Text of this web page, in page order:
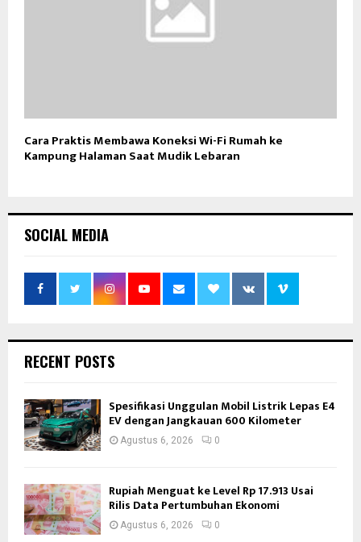
Cara Praktis Membawa Koneksi Wi-Fi Rumah ke
Kampung Halaman Saat Mudik Lebaran
SOCIAL MEDIA
RECENT POSTS
Spesifikasi Unggulan Mobil Listrik Lepas E4
EV dengan Jangkauan 600 Kilometer
Agustus 6, 2026 0
Rupiah Menguat ke Level Rp 17.913 Usai
Rilis Data Pertumbuhan Ekonomi
Agustus 6, 2026 0